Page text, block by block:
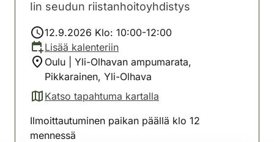
Iin seudun riistanhoitoyhdistys
12.9.2026 Klo: 10:00-12:00
Lisää kalenteriin
Oulu | Yli-Olhavan ampumarata,
Pikkarainen, Yli-Olhava
Katso tapahtuma kartalla
(avautuu uuteen välilehteen)
Ilmoittautuminen paikan päällä klo 12
mennessä